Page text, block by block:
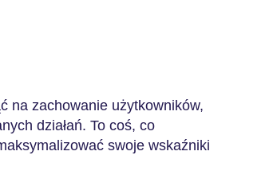
na zachowanie użytkowników,
działań. To coś, co
swoje wskaźniki